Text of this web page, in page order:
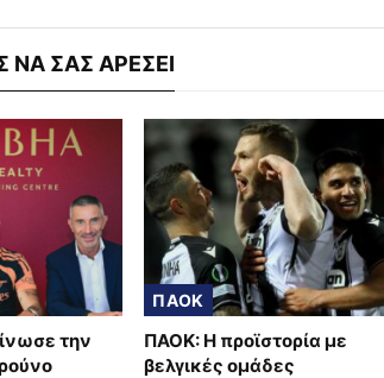
ΝΑ ΣΑΣ ΑΡΕΣΕΙ
την
ΠΑΟΚ
ΠΑΟΚ: Η προϊστορία με
βελγικές ομάδες